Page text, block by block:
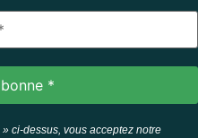
ci-dessus, vous acceptez notre